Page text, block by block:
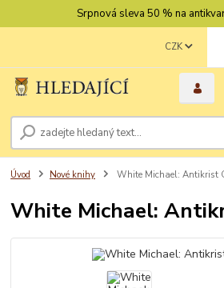
Srpnová sleva 50 % na
CZK
Úvod Nové knihy White Michael: Antikrist
White Michael: